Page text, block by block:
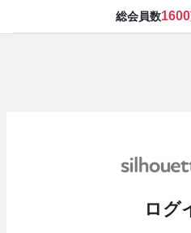
総会員数1600
ログ